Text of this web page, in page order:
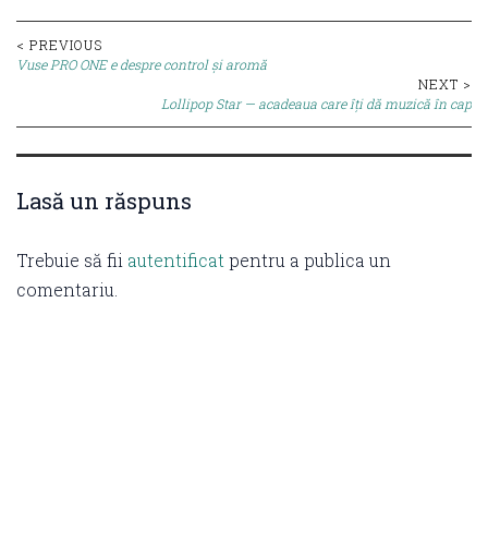
Post
navigation
< PREVIOUS
Vuse PRO ONE e despre control și aromă
NEXT >
Lollipop Star — acadeaua care îți dă muzică în cap
Lasă un răspuns
Trebuie să fii autentificatpentru a publica un
comentariu.